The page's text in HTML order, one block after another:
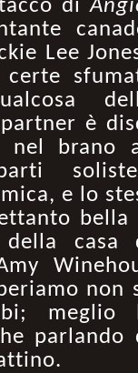
di
Lee
è
nel brano
parti
e lo
bella
della casa
non
meglio